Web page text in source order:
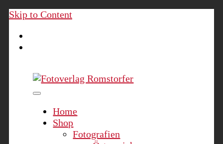
Skip to Content
Home
Shop
Fotografien